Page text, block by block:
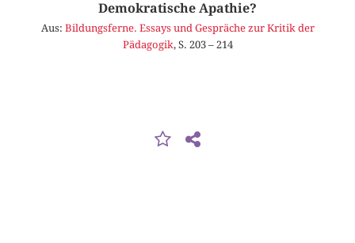
Demokratische Apathie?
Aus: Bildungsferne. Essays und Gespräche zur Kritik der
Pädagogik, S. 203 – 214